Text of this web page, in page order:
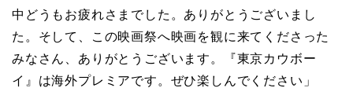
中どうもお疲れさまでした。ありがとうございまし
た。そして、この映画祭へ映画を観に来てくださった
みなさん、ありがとうございます。『東京カウボー
イ』は海外プレミアです。ぜひ楽しんでください」